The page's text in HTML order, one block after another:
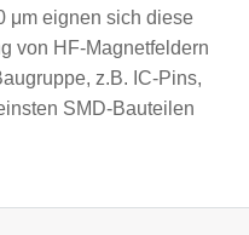
μm eignen sich diese
von HF-Magnetfeldern
z.B. IC-Pins,
SMD-Bauteilen